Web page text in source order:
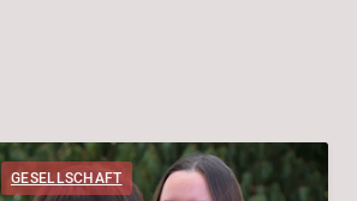
GESELLSCHAFT